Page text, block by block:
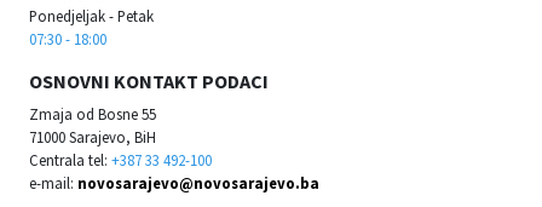
Ponedjeljak - Petak
07:30 - 18:00
OSNOVNI KONTAKT PODACI
Zmaja od Bosne 55
71000 Sarajevo, BiH
Centrala tel: +387 33 492-100
e-mail: novosarajevo@novosarajevo.ba